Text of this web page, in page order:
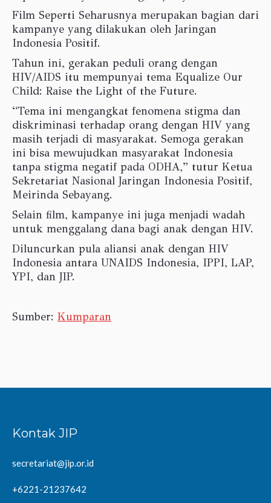
Film Seperti Seharusnya merupakan bagian dari
kampanye yang dilakukan oleh Jaringan
Indonesia Positif.
Tahun ini, gerakan peduli orang dengan
HIV/AIDS itu mempunyai tema Equalize Our
Child: Raise the Light of the Future.
“Tema ini mengangkat fenomena stigma dan
diskriminasi terhadap orang dengan HIV yang
masih terjadi di masyarakat. Semoga gerakan
ini bisa mewujudkan masyarakat Indonesia
tanpa stigma negatif pada ODHA,” tutur Ketua
Sekretariat Nasional Jaringan Indonesia Positif,
Meirinda Sebayang.
Selain film, kampanye ini juga menjadi wadah
untuk menggalang dana bagi anak dengan HIV.
Diluncurkan pula aliansi anak dengan HIV
Indonesia antara UNAIDS Indonesia, IPPI, LAP,
YPI, dan JIP.
Sumber: Kumparan
Kontak JIP
secretariat@jip.or.id
+6221-21237642